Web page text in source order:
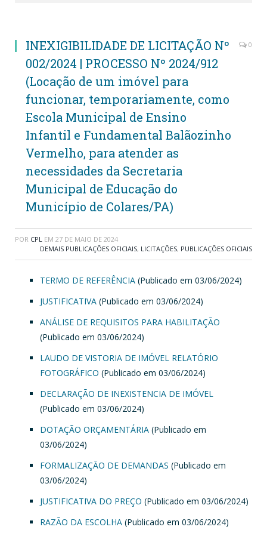
INEXIGIBILIDADE DE LICITAÇÃO Nº
002/2024 | PROCESSO Nº 2024/912
(Locação de um imóvel para
funcionar, temporariamente, como
Escola Municipal de Ensino
Infantil e Fundamental Balãozinho
Vermelho, para atender as
necessidades da Secretaria
Municipal de Educação do
Município de Colares/PA)
0
POR CPL EM 27 DE MAIO DE 2024
DEMAIS PUBLICAÇÕES OFICIAIS, LICITAÇÕES, PUBLICAÇÕES OFICIAIS
TERMO DE REFERÊNCIA (Publicado em 03/06/2024)
JUSTIFICATIVA (Publicado em 03/06/2024)
ANÁLISE DE REQUISITOS PARA HABILITAÇÃO
(Publicado em 03/06/2024)
LAUDO DE VISTORIA DE IMÓVEL RELATÓRIO
FOTOGRÁFICO (Publicado em 03/06/2024)
DECLARAÇÃO DE INEXISTENCIA DE IMÓVEL
(Publicado em 03/06/2024)
DOTAÇÃO ORÇAMENTÁRIA (Publicado em
03/06/2024)
FORMALIZAÇÃO DE DEMANDAS (Publicado em
03/06/2024)
JUSTIFICATIVA DO PREÇO (Publicado em 03/06/2024)
RAZÃO DA ESCOLHA (Publicado em 03/06/2024)